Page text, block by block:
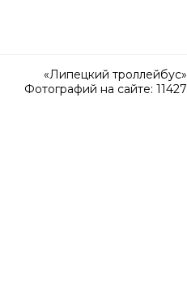
«Липецкий троллейбус»
Фотографий на сайте: 11427